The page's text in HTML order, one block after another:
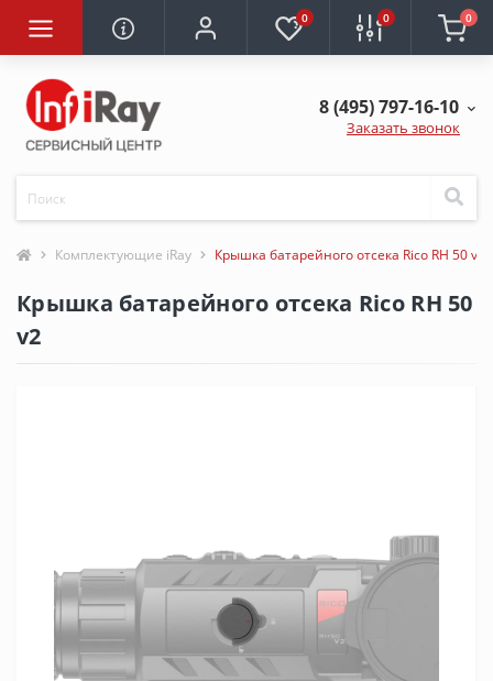
0 0 0
8 (495) 797-16-10
Заказать звонок
Комплектующие iRay Крышка батарейного отсека Rico RH 50 v2
Крышка батарейного отсека Rico RH 50
v2